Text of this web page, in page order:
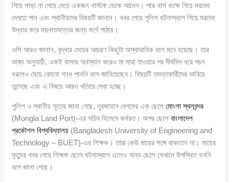
গিয়ে সাড়া না পেয়ে মেয়ে একজন নার্সকে ডেকে আনেন। পরে নার্স কক্ষে গিয়ে মরদেহ
দেখতে পান এবং স্থানীয়দের বিষয়টি জানান। খবর পেয়ে পুলিশ ঘটনাস্থলে গিয়ে মরদেহ
উদ্ধার করে ময়নাতদন্তের জন্য মর্গে পাঠায়।
ওসি আরও জানান, বৃদ্ধার মেয়ের আচরণ কিছুটা অস্বাভাবিক বলে মনে হয়েছে। তার
ভাষ্য অনুযায়ী, একই বাসায় অবস্থান করেও মা মারা যাওয়ার পর দীর্ঘদিন ধরে পচন
ধরলেও মেয়ে কোনো গন্ধ পাননি বলে জানিয়েছেন। বিষয়টি তদন্তকারীদের ভাবিয়ে
তুলেছে এবং এ বিষয়ে আরও খতিয়ে দেখা হচ্ছে।
পুলিশ ও স্থানীয় সূত্রে জানা গেছে, নুরজাহান বেগমের এক ছেলেমোংলা স্থলবন্দর
(Mongla Land Port)-এর সচিব হিসেবে কর্মরত। অপর ছেলেবাংলাদেশ
প্রকৌশল বিশ্ববিদ্যালয় (Bangladesh University of Engineering and
Technology – BUET)-এর শিক্ষক। তারা কেউ মায়ের সঙ্গে থাকতেন না। মায়ের
মৃত্যুর খবর পেয়ে শিক্ষক ছেলে ঘটনাস্থলে এলেও অন্য ছেলে সেখানে উপস্থিত হননি
বলে জানা গেছে।